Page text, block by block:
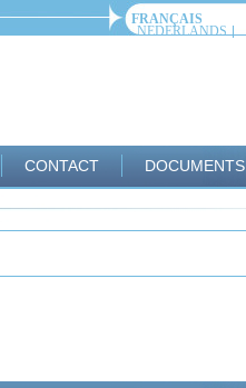
FRANÇAIS
NEDERLANDS
CONTACT DOCUMENTS